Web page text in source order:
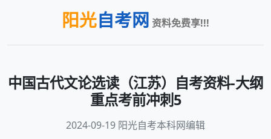
阳光自考网 资料免费享!!!
中国古代文论选读（江苏）自考资料-大纲
重点考前冲刺5
2024-09-19 阳光自考本科网编辑